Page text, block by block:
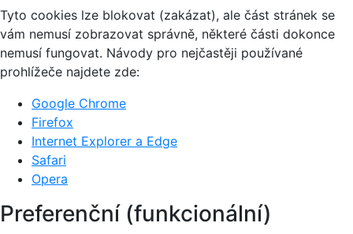
Tyto cookies lze blokovat (zakázat), ale část stránek se
vám nemusí zobrazovat správně, některé části dokonce
nemusí fungovat. Návody pro nejčastěji používané
prohlížeče najdete zde:
Google Chrome
Firefox
Internet Explorer a Edge
Safari
Opera
Preferenční (funkcionální)